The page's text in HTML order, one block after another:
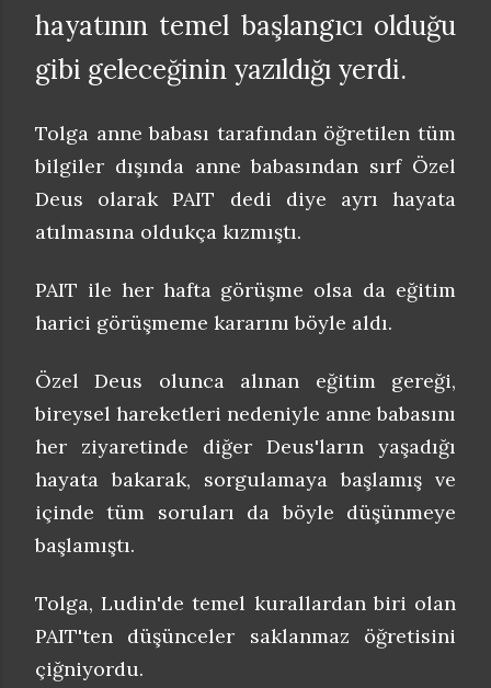
hayatının temel başlangıcı olduğu
gibi geleceğinin yazıldığı yerdi.
Tolga anne babası tarafından öğretilen tüm
bilgiler dışında anne babasından sırf Özel
Deus olarak PAIT dedi diye ayrı hayata
atılmasına oldukça kızmıştı.
PAIT ile her hafta görüşme olsa da eğitim
harici görüşmeme kararını böyle aldı.
Özel Deus olunca alınan eğitim gereği,
bireysel hareketleri nedeniyle anne babasını
her ziyaretinde diğer Deus'ların yaşadığı
hayata bakarak, sorgulamaya başlamış ve
içinde tüm soruları da böyle düşünmeye
başlamıştı.
Tolga, Ludin'de temel kurallardan biri olan
PAIT'ten düşünceler saklanmaz öğretisini
çiğniyordu.